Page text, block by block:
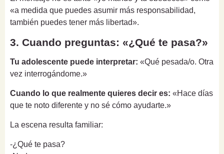
«a medida que puedes asumir más responsabilidad,
también puedes tener más libertad».
3. Cuando preguntas: «¿Qué te pasa?»
Tu adolescente puede interpretar: «Qué pesada/o. Otra
vez interrogándome.»
Cuando lo que realmente quieres decir es: «Hace días
que te noto diferente y no sé cómo ayudarte.»
La escena resulta familiar:
-¿Qué te pasa?